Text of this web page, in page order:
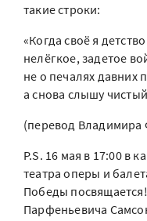
такие строки:
«Когда своё я
нелёгкое, задетое
не о печалях давних
а снова слышу
(перевод Владимира
P.S. 16 мая в 17:00 в
театра оперы и
Победы
Парфеньевича